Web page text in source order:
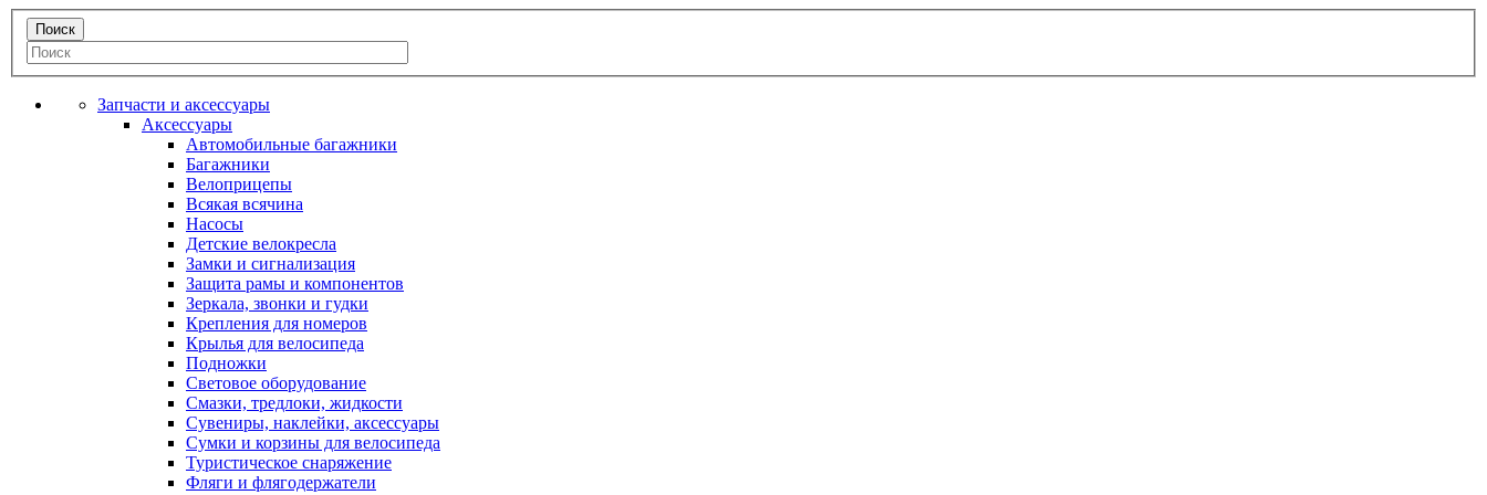
Запчасти и аксессуары
Аксессуары
Автомобильные багажники
Багажники
Велоприцепы
Всякая всячина
Насосы
Детские велокресла
Замки и сигнализация
Защита рамы и компонентов
Зеркала, звонки и гудки
Крепления для номеров
Крылья для велосипеда
Подножки
Световое оборудование
Смазки, тредлоки, жидкости
Сувениры, наклейки, аксессуары
Сумки и корзины для велосипеда
Туристическое снаряжение
Фляги и флягодержатели